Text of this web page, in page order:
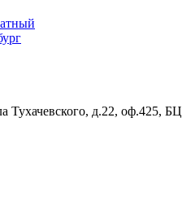
Тухачевского, д.22, оф.425, БЦ